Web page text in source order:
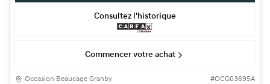
Consultez l'historique
Commencer votre achat
Occasion Beaucage Granby #OCG03695A